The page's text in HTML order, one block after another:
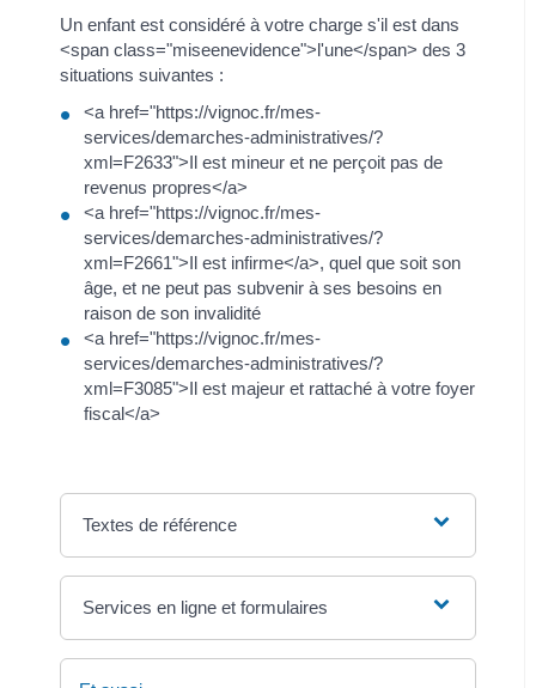
Un enfant est considéré à votre charge s'il est dans
<span class="miseenevidence">l'une</span> des 3
situations suivantes :
<a href="https://vignoc.fr/mes-
services/demarches-administratives/?
xml=F2633">Il est mineur et ne perçoit pas de
revenus propres</a>
<a href="https://vignoc.fr/mes-
services/demarches-administratives/?
xml=F2661">Il est infirme</a>, quel que soit son
âge, et ne peut pas subvenir à ses besoins en
raison de son invalidité
<a href="https://vignoc.fr/mes-
services/demarches-administratives/?
xml=F3085">Il est majeur et rattaché à votre foyer
fiscal</a>
Textes de référence
Services en ligne et formulaires